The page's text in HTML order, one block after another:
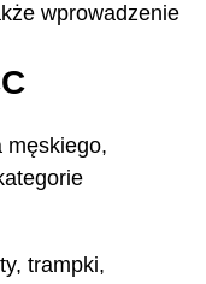
wprowadzenie
męskiego,
trampki,